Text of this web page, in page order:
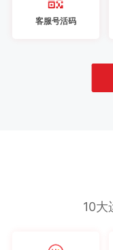
客服号活码
10大